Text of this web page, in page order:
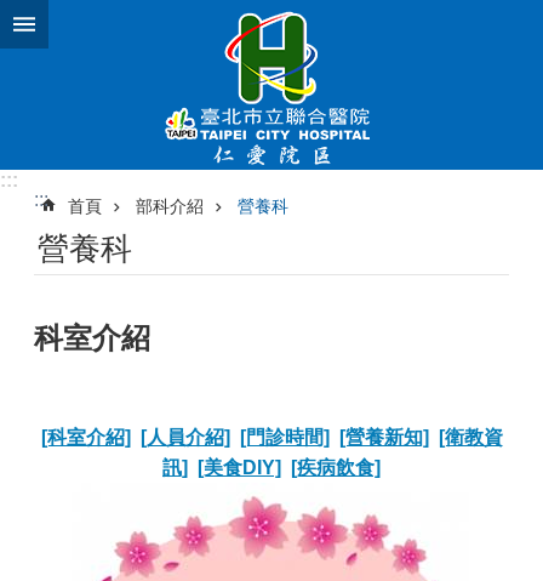
跳到主要內容區塊
:::
:::
首頁 部科介紹 營養科
營養科
科室介紹
[科室介紹] [人員介紹] [門診時間] [營養新知]
[衛教資
訊]
[美食DIY] [疾病飲食]